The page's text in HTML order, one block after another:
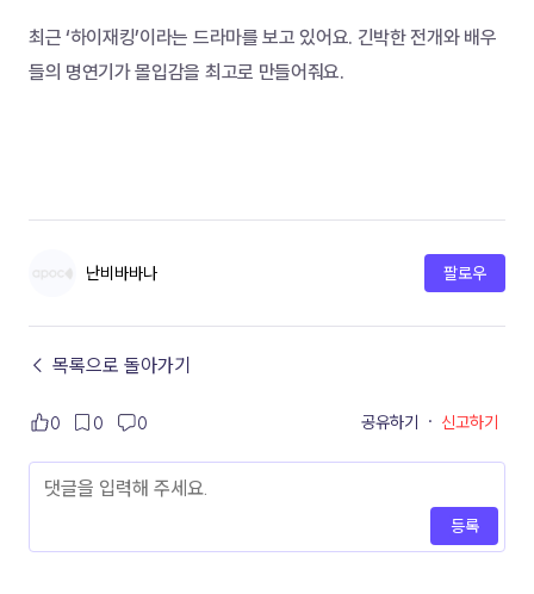
최근 ‘하이재킹’이라는 드라마를 보고 있어요. 긴박한 전개와 배우
들의 명연기가 몰입감을 최고로 만들어줘요.
난비바바나 팔로우
← 목록으로 돌아가기
0 0 0 공유하기 · 신고하기
등록